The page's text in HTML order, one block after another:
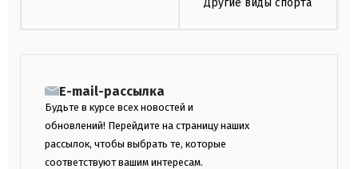
Другие виды спорта
E-mail-рассылка
Будьте в курсе всех новостей и
обновлений! Перейдите на страницу наших
рассылок, чтобы выбрать те, которые
соответствуют вашим интересам.